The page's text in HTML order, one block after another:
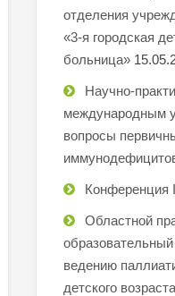
отделения
«3-я городская
больница»
Научно-
международным
вопросы
Конференция
Областной
ведению
детского